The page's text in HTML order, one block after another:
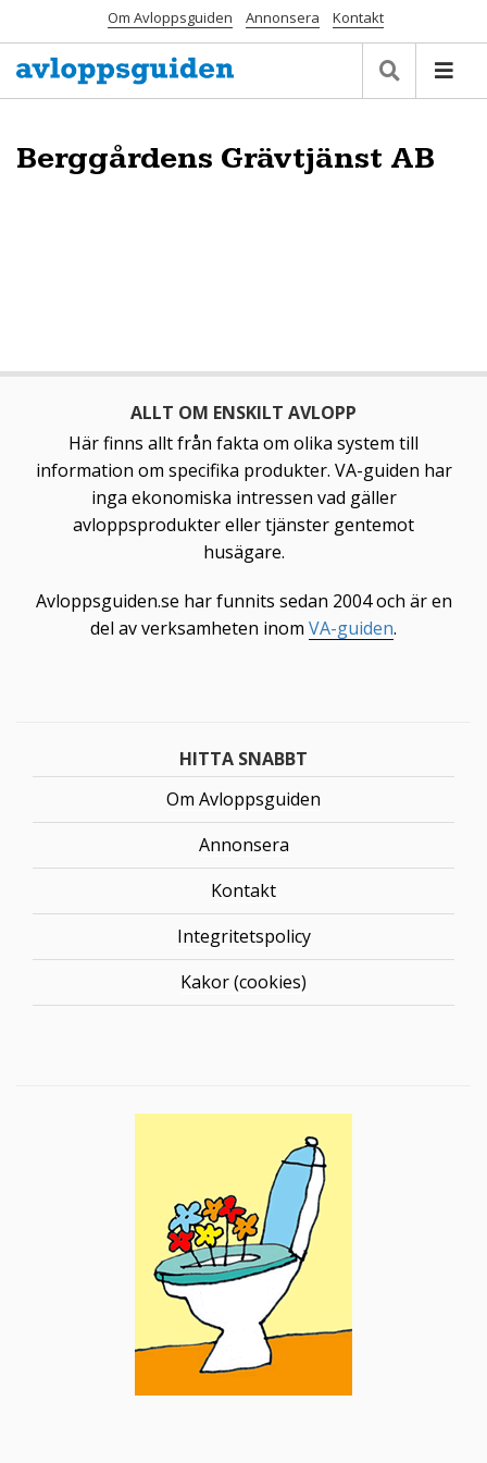
Om Avloppsguiden Annonsera Kontakt
Berggårdens Grävtjänst AB
ALLT OM ENSKILT AVLOPP
Här finns allt från fakta om olika system till
information om specifika produkter. VA-guiden har
inga ekonomiska intressen vad gäller
avloppsprodukter eller tjänster gentemot
husägare.
Avloppsguiden.se har funnits sedan 2004 och är en
del av verksamheten inom VA-guiden.
HITTA SNABBT
Om Avloppsguiden
Annonsera
Kontakt
Integritetspolicy
Kakor (cookies)